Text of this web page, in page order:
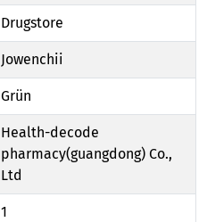
Drugstore
Jowenchii
Grün
Health-decode
pharmacy(guangdong) Co.,
Ltd
1